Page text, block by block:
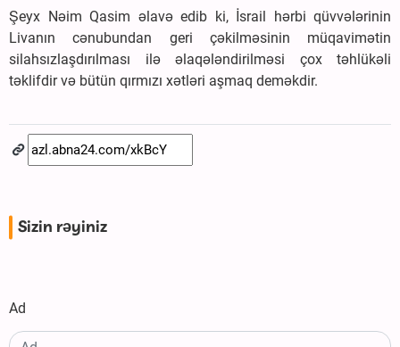
Şeyx Nəim Qasim əlavə edib ki, İsrail hərbi qüvvələrinin
Livanın cənubundan geri çəkilməsinin müqavimətin
silahsızlaşdırılması ilə əlaqələndirilməsi çox təhlükəli
təklifdir və bütün qırmızı xətləri aşmaq deməkdir.
Sizin rəyiniz
Ad